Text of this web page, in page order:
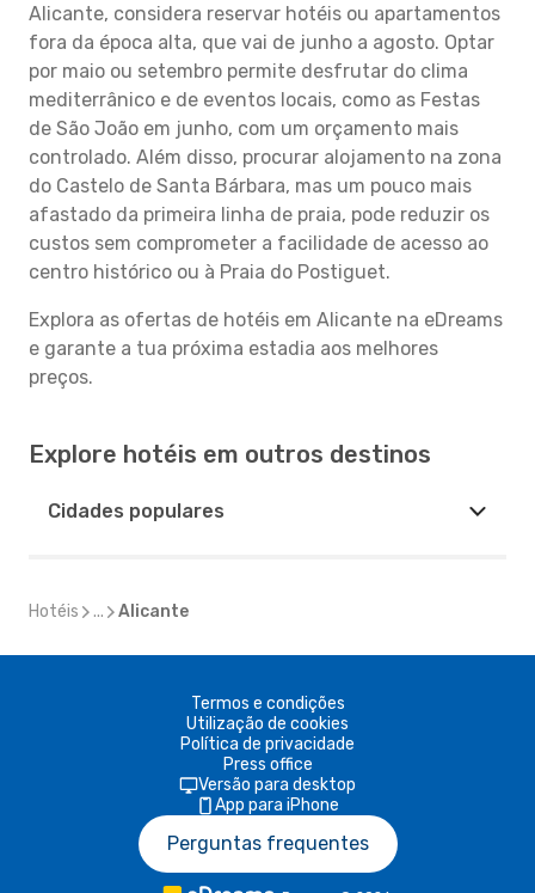
Alicante, considera reservar hotéis ou apartamentos
fora da época alta, que vai de junho a agosto. Optar
por maio ou setembro permite desfrutar do clima
mediterrânico e de eventos locais, como as Festas
de São João em junho, com um orçamento mais
controlado. Além disso, procurar alojamento na zona
do Castelo de Santa Bárbara, mas um pouco mais
afastado da primeira linha de praia, pode reduzir os
custos sem comprometer a facilidade de acesso ao
centro histórico ou à Praia do Postiguet.
Explora as ofertas de hotéis em Alicante na eDreams
e garante a tua próxima estadia aos melhores
preços.
Explore hotéis em outros destinos
Cidades populares
Hotéis ... Alicante
Termos e condições
Utilização de cookies
Política de privacidade
Press office
Versão para desktop
App para iPhone
Perguntas frequentes